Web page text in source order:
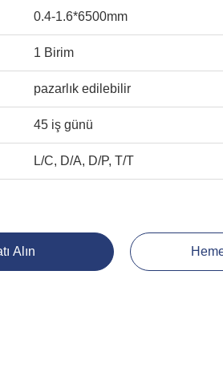
0.4-1.6*6500mm
1 Birim
pazarlık edilebilir
45 iş günü
L/C, D/A, D/P, T/T
Alın